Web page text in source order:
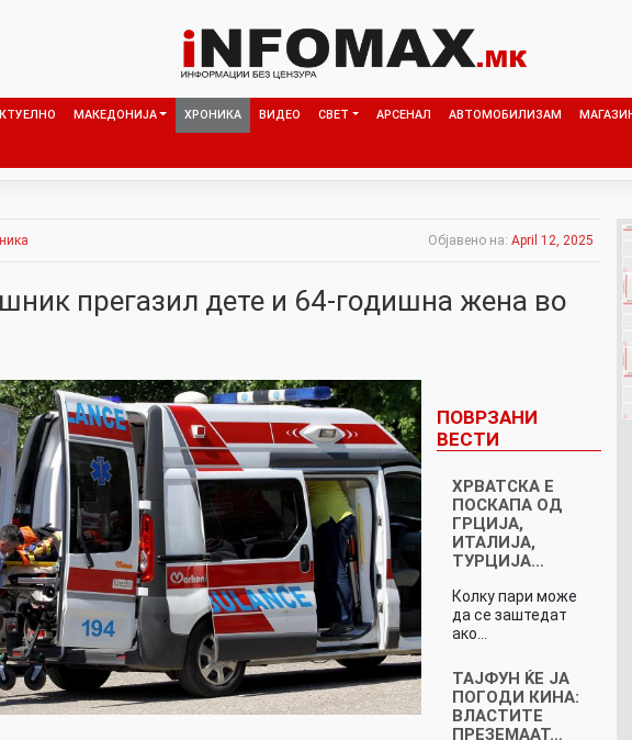
МАКЕДОНИЈА ХРОНИКА ВИДЕО СВЕТ АРСЕНАЛ АВТОМОБИЛИЗАМ
Објавено на: April 12, 2025
прегазил дете и 64-годишна жена во
ПОВРЗАНИ
ВЕСТИ
ХРВАТСКА Е
ПОСКАПА ОД
ГРЦИЈА,
ИТАЛИЈА,
ТУРЦИЈА…
Колку пари може
да се заштедат
ако…
ТАЈФУН ЌЕ ЈА
ПОГОДИ КИНА:
ВЛАСТИТЕ
ПРЕЗЕМААТ…